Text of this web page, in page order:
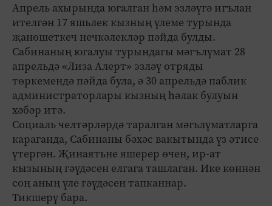
Апрель ахырында югалган һәм эзләүгә игълан
ителгән 17 яшьлек кызның үлеме турында
җанөшеткеч нечкәлекләр пәйда булды.
Сабинаның югалуы турындагы мәгълүмат 28
апрельдә «Лиза Алерт» эзләү отряды
төркемендә пәйда була, ә 30 апрельдә паблик
администраторлары кызның һәлак булуын
хәбәр итә.
Социаль челтәрләрдә таралган мәгьлүматларга
караганда, Сабинаны бәхәс вакытында үз әтисе
үтергән. Җинаятьне яшерер өчен, ир-ат
кызының гәүдәсен елгага ташлаган. Ике көннән
соң аның үле гәүдәсен тапканнар.
Тикшерү бара.